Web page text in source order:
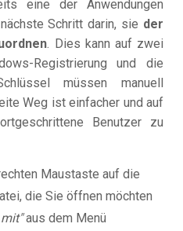
eine der Anwendungen
Schritt darin, sie der
. Dies kann auf zwei
Registrierung und die
müssen manuell
Weg ist einfacher und auf
Benutzer zu
Maustaste auf die
die Sie öffnen möchten
aus dem Menü